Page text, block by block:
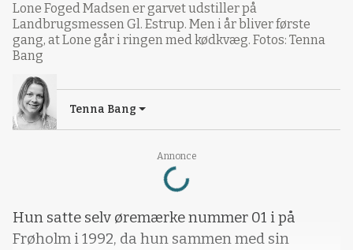
Annonce
Loading...
Lone Foged Madsen er garvet udstiller på
Landbrugsmessen Gl. Estrup. Men i år bliver første
gang, at Lone går i ringen med kødkvæg. Fotos: Tenna
Bang
Tenna Bang
Hun satte selv øremærke nummer 01 i på
Frøholm i 1992, da hun sammen med sin